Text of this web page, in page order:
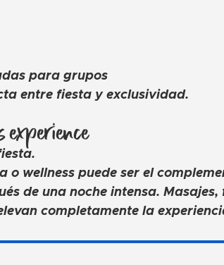
para grupos
entre fiesta y exclusividad.
experience
o wellness puede ser el
de una noche intensa.
completamente la